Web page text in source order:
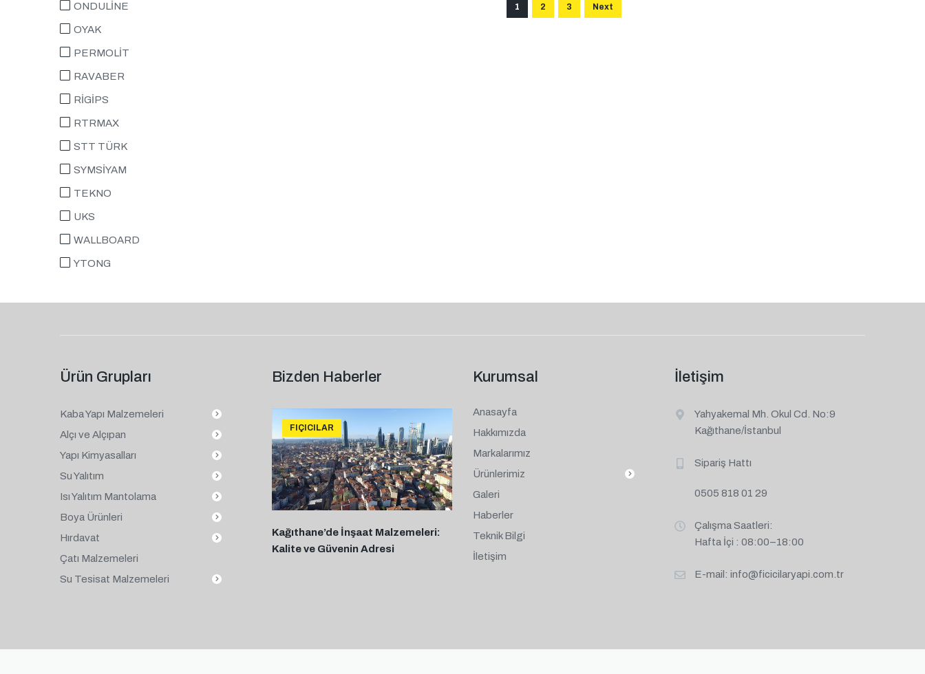
ONDULİNE
OYAK
PERMOLİT
RAVABER
RİGİPS
RTRMAX
STT TÜRK
SYMSİYAM
TEKNO
UKS
WALLBOARD
YTONG
1 2 3 Next
Ürün Grupları
Kaba Yapı Malzemeleri
Alçı ve Alçıpan
Yapı Kimyasalları
Su Yalıtım
Isı Yalıtım Mantolama
Boya Ürünleri
Hırdavat
Çatı Malzemeleri
Su Tesisat Malzemeleri
Bizden Haberler
FIÇICILAR
Kağıthane’de İnşaat Malzemeleri:
Kalite ve Güvenin Adresi
Kurumsal
Anasayfa
Hakkımızda
Markalarımız
Ürünlerimiz
Galeri
Haberler
Teknik Bilgi
İletişim
İletişim
Yahyakemal Mh. Okul Cd. No:9
Kağıthane/İstanbul
Sipariş Hattı
0505 818 01 29
Çalışma Saatleri:
Hafta İçi : 08:00–18:00
E-mail: info@ficicilaryapi.com.tr